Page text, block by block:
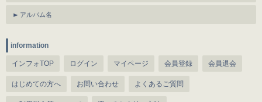
アルバム名
information
インフォTOP ログイン マイページ 会員登録 会員退会
はじめての方へ お問い合わせ よくあるご質問